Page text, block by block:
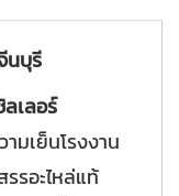
นบุรี
ลเลอร์
มเย็นโรงงาน
รอะไหล่แท้